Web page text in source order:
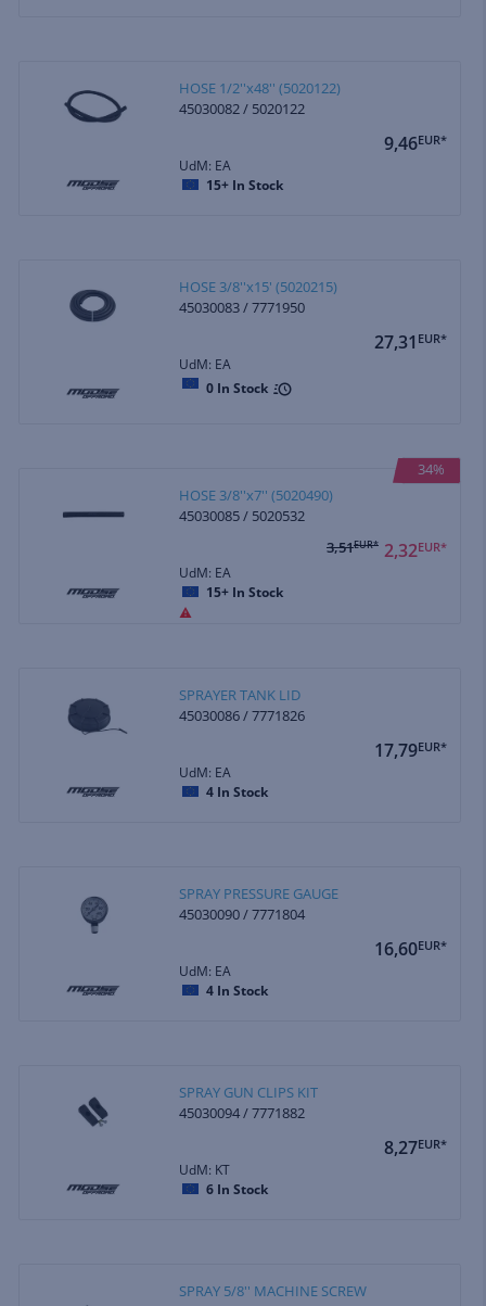
HOSE 1/2''x48'' (5020122)
45030082 / 5020122
9,46EUR*
UdM: EA
15+ In Stock
HOSE 3/8''x15' (5020215)
45030083 / 7771950
27,31 EUR*
UdM: EA
0 In Stock
34%
HOSE 3/8''x7'' (5020490)
45030085 / 5020532
2,32EUR*
3,51EUR*
UdM: EA
15+ In Stock
SPRAYER TANK LID
45030086 / 7771826
17,79EUR*
UdM: EA
4 In Stock
SPRAY PRESSURE GAUGE
45030090 / 7771804
16,60EUR*
UdM: EA
4 In Stock
SPRAY GUN CLIPS KIT
45030094 / 7771882
8,27EUR*
UdM: KT
6 In Stock
SPRAY 5/8'' MACHINE SCREW